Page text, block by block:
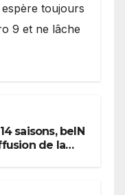
toujours
9 et ne lâche
saisons, beIN
de la